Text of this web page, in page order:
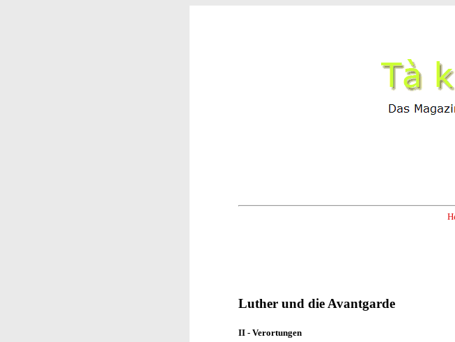
Luther und die Avantgarde
II - Verortungen